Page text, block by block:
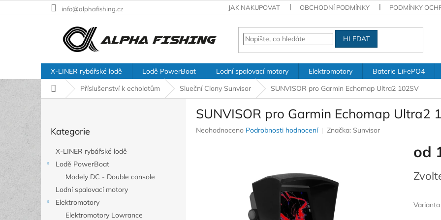
na
info@alphafishing.cz JAK NAKUPOVAT OBCHODNÍ PODMÍNKY PODMÍNKY
HLEDAT
X-LINER rybářské lodě Lodě PowerBoat Lodní spalovací motory Elektromotory Baterie LiFePO4
Domů
Příslušenství k echolotům Slueční Clony Sunvisor SUNVISOR pro Garmin Echomap Ultra2 102SV
kategorie
Kategorie
X-LINER rybářské lodě
Lodě PowerBoat
Modely DC - Double console
Lodní spalovací motory
Elektromotory
Elektromotory Lowrance
SUNVISOR pro Garmin Echomap Ultra2
Průměrné
Neohodnoceno Podrobnosti hodnocení Značka: Sunvisor
od
cena:
Varianta